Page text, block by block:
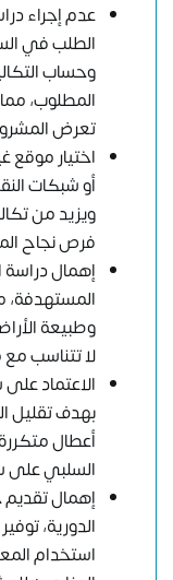
عدم إجراء
الطلب في
وحساب
المطلوب،
تعرض
اختيار موقع
أو شبكات
ويزيد من
فرص نجاح
إهمال دراسة
المستهدفة،
وطبيعة
لا تتناسب مع
الاعتماد
بهدف تقليل
أعطال
السلبي على
إهمال تقديم
الدورية،
استخدام